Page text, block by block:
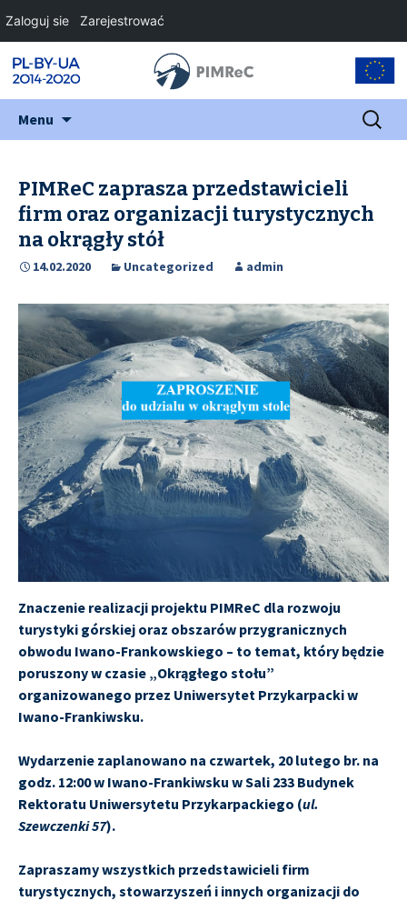
Menu Szukaj:
PIMReC zaprasza przedstawicieli
firm oraz organizacji turystycznych
na okrągły stół
14.02.2020 Uncategorized admin
Znaczenie realizacji projektu PIMReC dla rozwoju
turystyki górskiej oraz obszarów przygranicznych
obwodu Iwano-Frankowskiego – to temat, który będzie
poruszony w czasie „Okrągłego stołu”
organizowanego przez Uniwersytet Przykarpacki w
Iwano-Frankiwsku.
Wydarzenie zaplanowano na czwartek, 20 lutego br. na
godz. 12:00 w Iwano-Frankiwsku w Sali 233 Budynek
Rektoratu Uniwersytetu Przykarpackiego (ul.
Szewczenki 57).
Zapraszamy wszystkich przedstawicieli firm
turystycznych, stowarzyszeń i innych organizacji do
Zaloguj sie Zarejestrować